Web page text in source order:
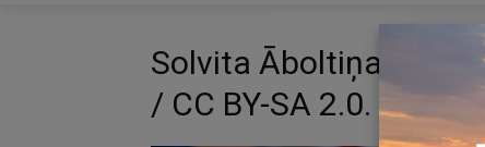
Solvita Āboltiņa. Zdj.
/ CC BY-SA 2.0.